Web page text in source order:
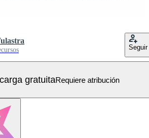
Seguir
gratuitaRequiere atribución